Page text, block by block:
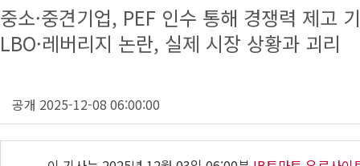
중소·중견기업, PEF 인수 통해 경쟁력 제고
LBO·레버리지 논란, 실제 시장 상황과 괴리
공개 2025-12-08 06:00:00